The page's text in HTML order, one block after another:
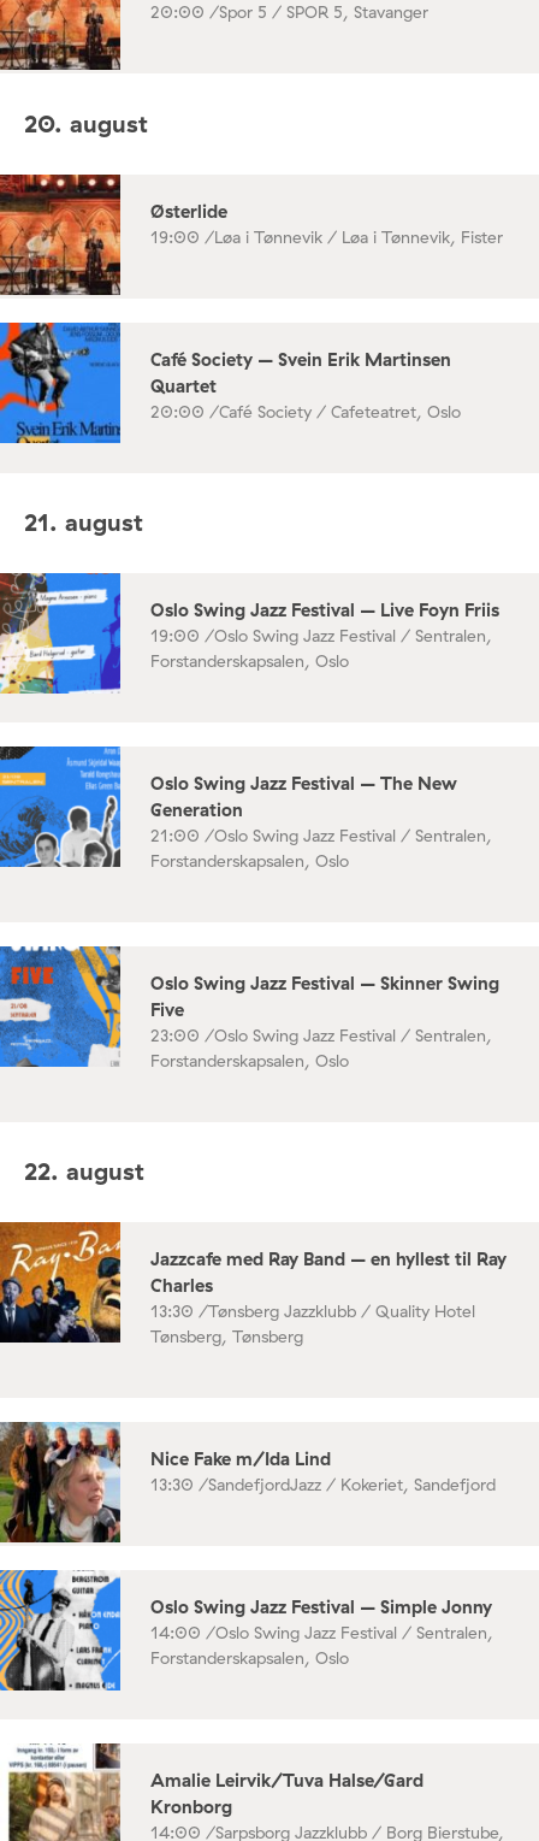
20:00 /Spor 5 / SPOR 5, Stavanger
20. august
Østerlide
19:00 /Løa i Tønnevik / Løa i Tønnevik, Fister
Café Society – Svein Erik Martinsen
Quartet
20:00 /Café Society / Cafeteatret, Oslo
21. august
Oslo Swing Jazz Festival – Live Foyn Friis
19:00 /Oslo Swing Jazz Festival / Sentralen,
Forstanderskapsalen, Oslo
Oslo Swing Jazz Festival – The New
Generation
21:00 /Oslo Swing Jazz Festival / Sentralen,
Forstanderskapsalen, Oslo
Oslo Swing Jazz Festival – Skinner Swing
Five
23:00 /Oslo Swing Jazz Festival / Sentralen,
Forstanderskapsalen, Oslo
22. august
Jazzcafe med Ray Band – en hyllest til Ray
Charles
13:30 /Tønsberg Jazzklubb / Quality Hotel
Tønsberg, Tønsberg
Nice Fake m/Ida Lind
13:30 /SandefjordJazz / Kokeriet, Sandefjord
Oslo Swing Jazz Festival – Simple Jonny
14:00 /Oslo Swing Jazz Festival / Sentralen,
Forstanderskapsalen, Oslo
Amalie Leirvik/Tuva Halse/Gard
Kronborg
14:00 /Sarpsborg Jazzklubb / Borg Bierstube,